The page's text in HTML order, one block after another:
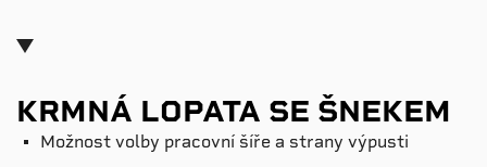
KRMNÁ LOPATA SE ŠNEKEM
Možnost volby pracovní šíře a strany výpusti